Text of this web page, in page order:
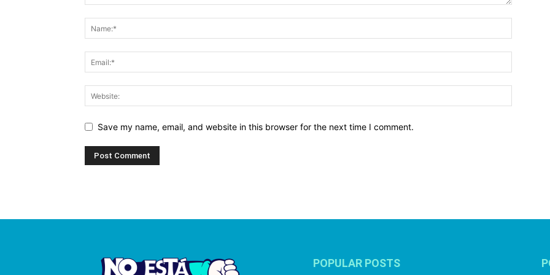
Save my name, email, and website in this browser for the next time I comment.
POPULAR POSTS